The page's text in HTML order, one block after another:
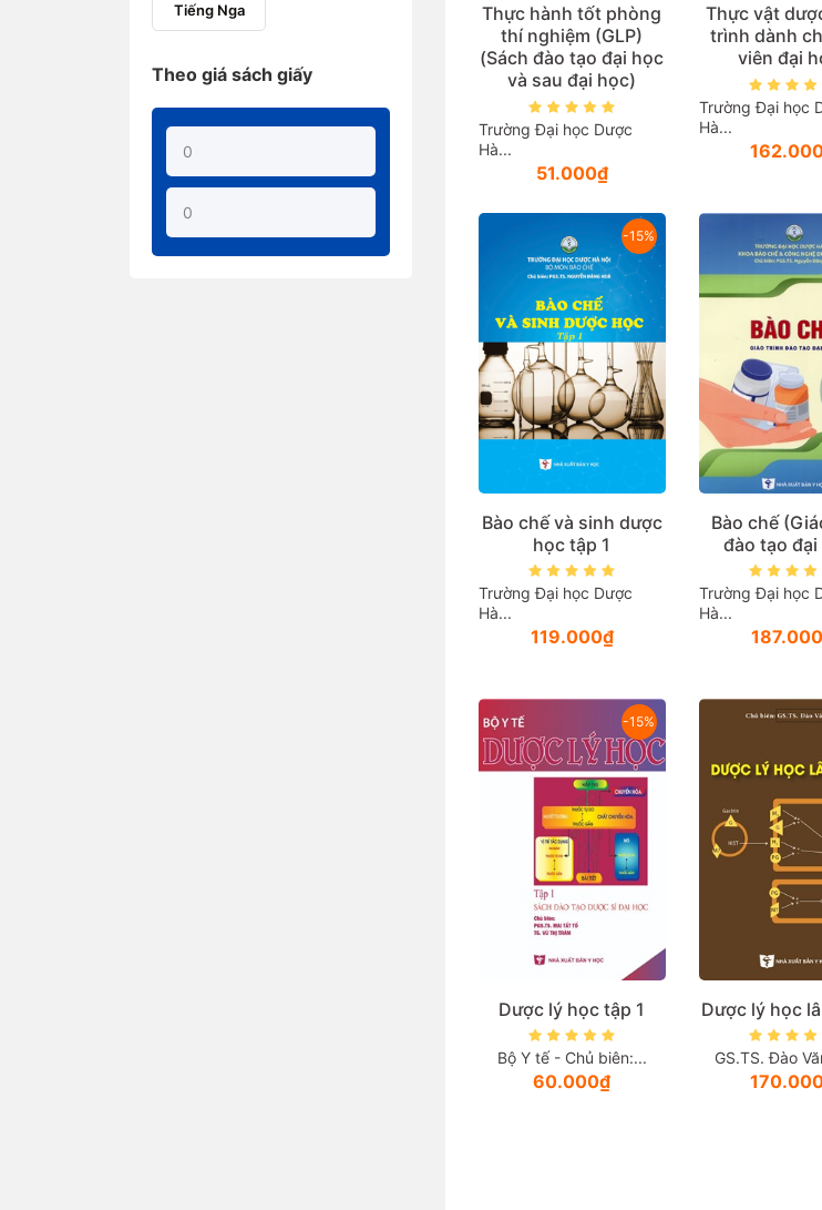
Tiếng Nga
Theo giá sách giấy
Thực hành tốt phòng
thí nghiệm (GLP)
(Sách đào tạo đại học
và sau đại học)
Trường Đại học Dược
Hà...
51.000₫
Thực vật
trình dành
viên đại
Trường Đại học
Hà...
-15%
Bào chế và sinh dược
học tập 1
Trường Đại học Dược
Hà...
119.000₫
Bào chế
đào tạo đại
Trường Đại học
Hà...
-15%
Dược lý học tập 1
Bộ Y tế - Chủ biên:...
60.000₫
Dược lý học
GS.TS. Đào